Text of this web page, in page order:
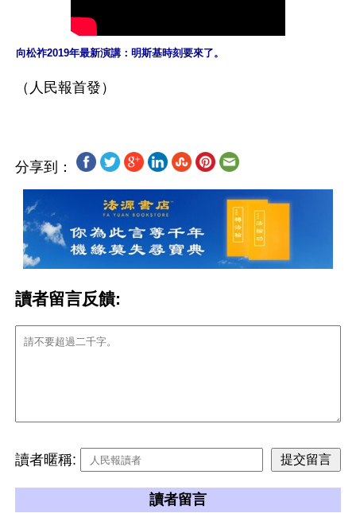
向松祚2019年最新演講：明斯基時刻要來了。
分享到：
讀者留言反饋:
讀者暱稱:
讀者留言